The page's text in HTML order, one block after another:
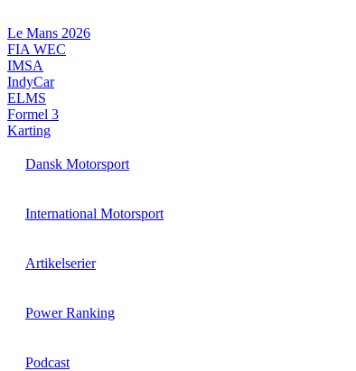
til
indhold
Le Mans 2026
FIA WEC
IMSA
IndyCar
ELMS
Formel 3
Karting
Dansk Motorsport
International Motorsport
Artikelserier
Power Ranking
Podcast